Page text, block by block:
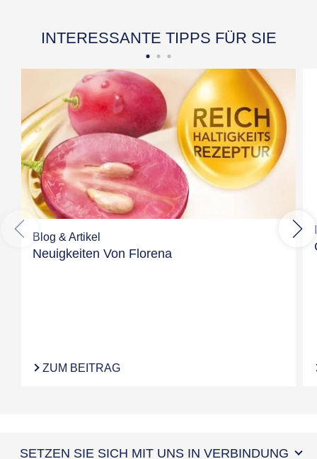
INTERESSANTE TIPPS FÜR SIE
Blog & Artikel
Neuigkeiten Von Florena
ZUM BEITRAG
SETZEN SIE SICH MIT UNS IN VERBINDUNG